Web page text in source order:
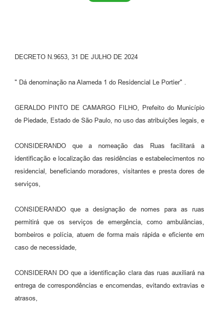
DECRETO N.9653, 31 DE JULHO DE 2024
" Dá denominação na Alameda 1 do Residencial Le Portier" .
GERALDO PINTO DE CAMARGO FILHO, Prefeito do Município
de Piedade, Estado de São Paulo, no uso das atribuições legais, e
CONSIDERANDO que a nomeação das Ruas facilitará a
identificação e localização das residências e estabelecimentos no
residencial, beneficiando moradores, visitantes e presta dores de
serviços,
CONSIDERANDO que a designação de nomes para as ruas
permitirá que os serviços de emergência, como ambulâncias,
bombeiros e polícia, atuem de forma mais rápida e eficiente em
caso de necessidade,
CONSIDERAN DO que a identificação clara das ruas auxiliará na
entrega de correspondências e encomendas, evitando extravias e
atrasos,